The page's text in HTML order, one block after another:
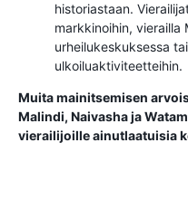
historiastaan.
markkinoihin, vierailla
urheilukeskuksessa
ulkoiluaktiviteetteihin.
Muita mainitsemisen
Malindi, Naivasha ja
vierailijoille ainutlaatuisia